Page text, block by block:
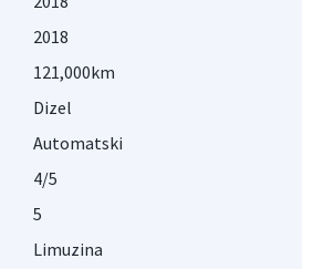
2018
121,000km
Dizel
Automatski
4/5
5
Limuzina